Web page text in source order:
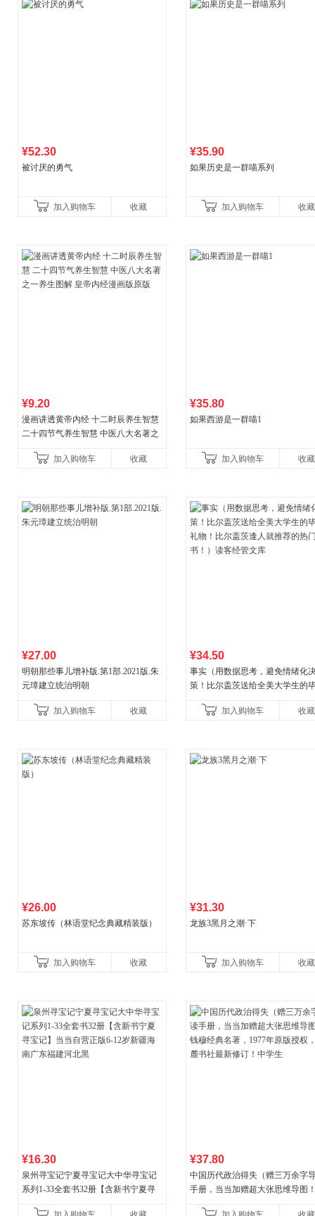
¥52.30
被讨厌的勇气
加入购物车 收藏
¥35.90
如果历史是一群喵系列
加入购物车 收藏
¥9.20
漫画讲透黄帝内经 十二时辰养生智慧
二十四节气养生智慧 中医八大名著之
加入购物车
收藏
¥35.80
如果西游是一群喵1
加入购物车 收藏
¥27.00
明朝那些事儿增补版.第1部.2021版.朱
元璋建立统治明朝
加入购物车 收藏
¥34.50
事实（用数据思考，避免情绪化
策！比尔盖茨送给全美大学生的
书！）读客经管文库
加入购物车 收藏
¥26.00
苏东坡传（林语堂纪念典藏精装版）
加入购物车 收藏
¥31.30
龙族3黑月之潮·下
加入购物车 收藏
¥16.30
泉州寻宝记宁夏寻宝记大中华寻宝记
系列1-33全套书32册【含新书宁夏寻
¥37.80
中国历代政治得失（赠三万余字
手册，当当加赠超大张思维导图